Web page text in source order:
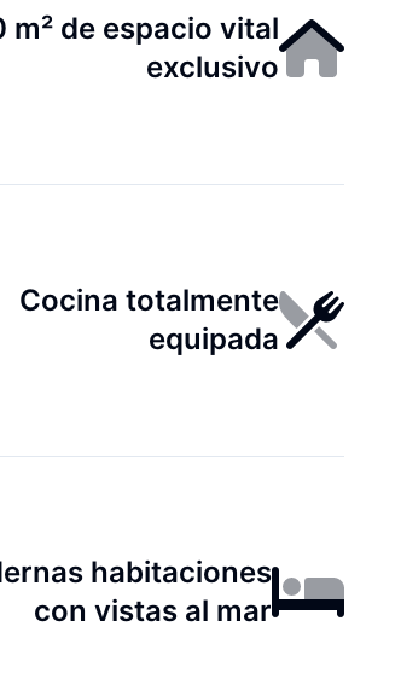
m² de espacio vital
exclusivo
Cocina totalmente
equipada
habitaciones
con vistas al mar